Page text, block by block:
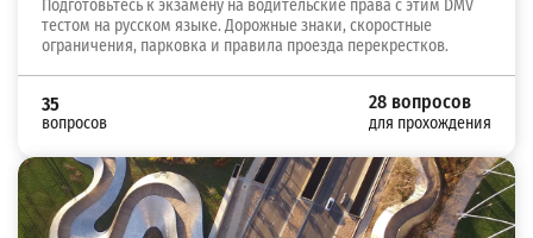
Подготовьтесь к экзамену на водительские права с этим DMV
тестом на русском языке. Дорожные знаки, скоростные
ограничения, парковка и правила проезда перекрестков.
35
вопросов
28 вопросов
для прохождения